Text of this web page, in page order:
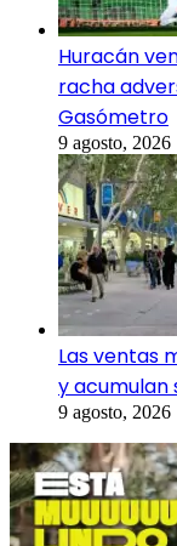
Huracán
racha
Gasómetro
9 agosto, 2026
Las ventas
y acumulan
9 agosto, 2026